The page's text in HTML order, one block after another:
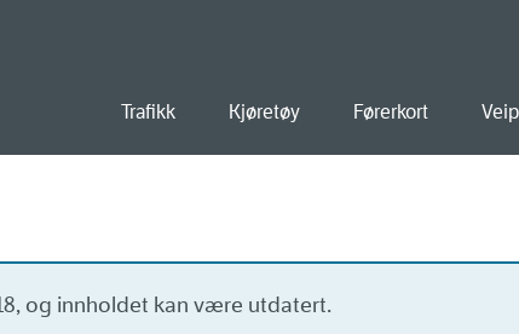
Trafikk Kjøretøy Førerkort
og innholdet kan være utdatert.